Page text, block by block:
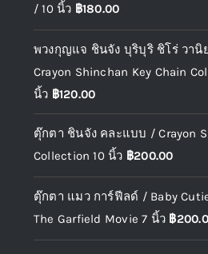
/ 10 นิ้ว ฿180.00
พวงกุญแจ ชินจัง บุริบุริ ชิโร่ วานิ
Crayon Shinchan Key Chain
นิ้ว ฿120.00
ตุ๊กตา ชินจัง คละแบบ / Crayon
Collection 10 นิ้ว ฿200.00
ตุ๊กตา แมว การ์ฟีลด์ / Baby
The Garfield Movie 7 นิ้ว ฿